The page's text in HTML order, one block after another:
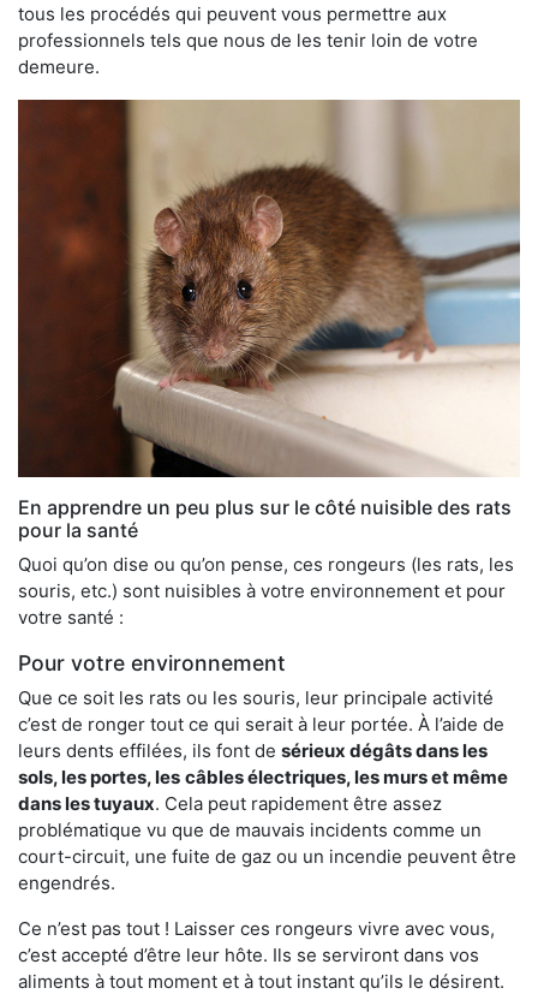
tous les procédés qui peuvent vous permettre aux
professionnels tels que nous de les tenir loin de votre
demeure.
En apprendre un peu plus sur le côté nuisible des rats
pour la santé
Quoi qu’on dise ou qu’on pense, ces rongeurs (les rats, les
souris, etc.) sont nuisibles à votre environnement et pour
votre santé :
Pour votre environnement
Que ce soit les rats ou les souris, leur principale activité
c’est de ronger tout ce qui serait à leur portée. À l’aide de
leurs dents effilées, ils font de sérieux dégâts dans les
sols, les portes, les câbles électriques, les murs et même
dans les tuyaux. Cela peut rapidement être assez
problématique vu que de mauvais incidents comme un
court-circuit, une fuite de gaz ou un incendie peuvent être
engendrés.
Ce n’est pas tout ! Laisser ces rongeurs vivre avec vous,
c’est accepté d’être leur hôte. Ils se serviront dans vos
aliments à tout moment et à tout instant qu’ils le désirent.